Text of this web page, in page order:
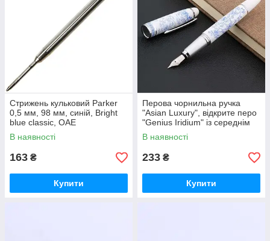
Стрижень кульковий Parker
0,5 мм, 98 мм, синій, Bright
blue classic, ОАЕ
В наявності
163 ₴
Купити
Перова чорнильна ручка
"Asian Luxury", відкрите перо
"Genius Iridium" із середнім
наконечником, порцелянова
В наявності
233 ₴
Купити